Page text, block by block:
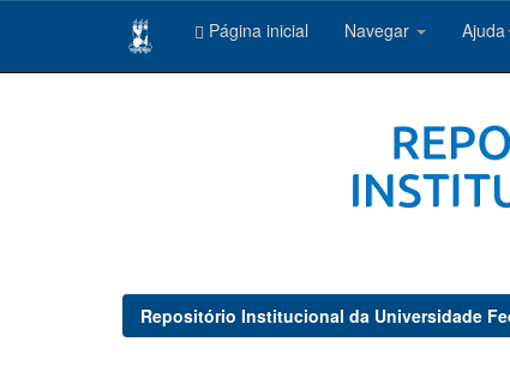
Página inicial Navegar Ajuda
Repositório Institucional da Universidade